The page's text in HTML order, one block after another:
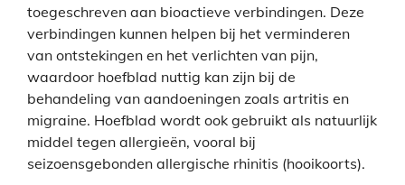
toegeschreven aan bioactieve verbindingen. Deze
verbindingen kunnen helpen bij het verminderen
van ontstekingen en het verlichten van pijn,
waardoor hoefblad nuttig kan zijn bij de
behandeling van aandoeningen zoals artritis en
migraine. Hoefblad wordt ook gebruikt als natuurlijk
middel tegen allergieën, vooral bij
seizoensgebonden allergische rhinitis (hooikoorts).